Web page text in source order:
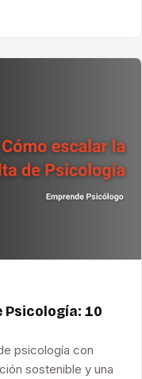
Psicología: 10
psicología con
sostenible y una